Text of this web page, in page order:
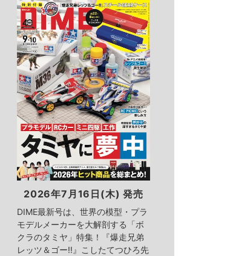
2026年7月16日(木) 発売
DIME最新号は、世界の模型・プラ
モデルメーカーを大解剖する「ボ
クラのタミヤ」特集！『爆走兄弟
レッツ＆ゴー!!』こしたてつひろ先